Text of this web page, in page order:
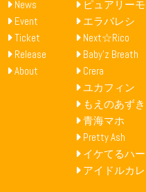
News
Event
Ticket
Release
About
ピュアリー
エラバレシ
Next☆Rico
Baby’z Breath
Crera
ユカフィン
もえのあずき
青海マホ
Pretty Ash
イケてるハ
アイドルカ